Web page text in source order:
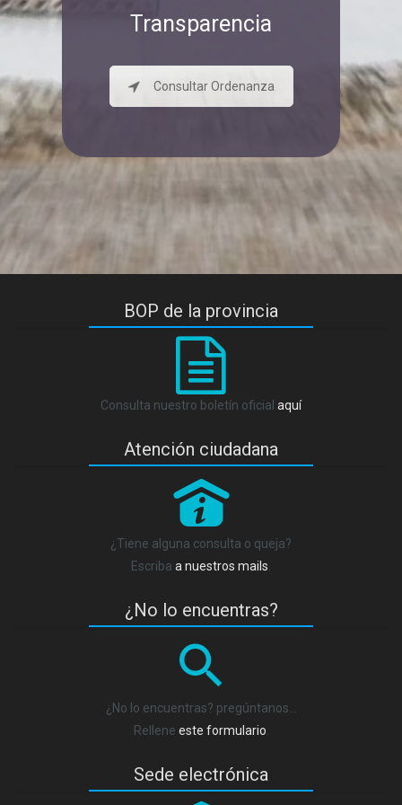
Transparencia
Consultar Ordenanza
BOP de la provincia
Consulta nuestro boletín oficial aquí
Atención ciudadana
P
¿Tiene alguna consulta o queja?
Escriba a nuestros mails.
¿No lo encuentras?
¿No lo encuentras? pregúntanos…
Rellene este formulario.
Sede electrónica